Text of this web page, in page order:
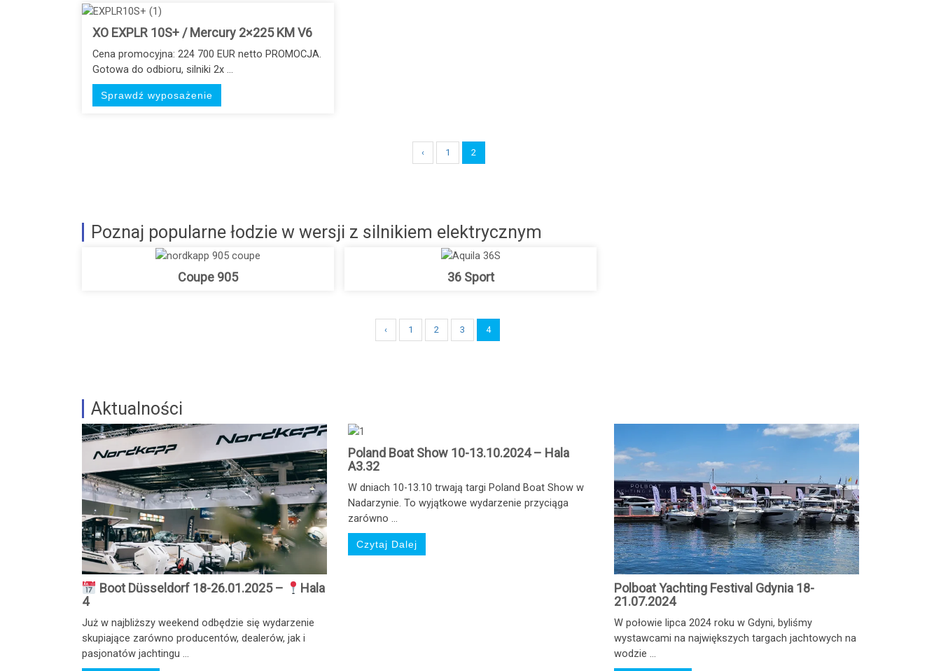
XO EXPLR 10S+ / Mercury 2×225 KM V6
Cena promocyjna: 224 700 EUR netto PROMOCJA.
Gotowa do odbioru, silniki 2x ...
Sprawdź wyposażenie
‹ 1 2
Poznaj popularne łodzie w wersji z silnikiem elektrycznym
Coupe 905 36 Sport
‹ 1 2 3 4
Aktualności
Boot Düsseldorf 18-26.01.2025 –
Hala
4
Już w najbliższy weekend odbędzie się wydarzenie
skupiające zarówno producentów, dealerów, jak i
pasjonatów jachtingu ...
Poland Boat Show 10-13.10.2024 – Hala
A3.32
W dniach 10-13.10 trwają targi Poland Boat Show w
Nadarzynie. To wyjątkowe wydarzenie przyciąga
zarówno ...
Czytaj Dalej
Polboat Yachting Festival Gdynia 18-
21.07.2024
W połowie lipca 2024 roku w Gdyni, byliśmy
wystawcami na największych targach jachtowych na
wodzie ...